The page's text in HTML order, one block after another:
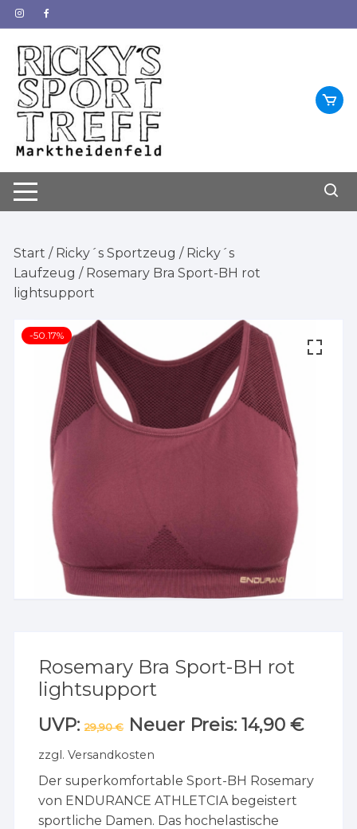
Zum
Inhalt
springen
Start / Ricky´s Sportzeug / Ricky´s
Laufzeug / Rosemary Bra Sport-BH rot
lightsupport
-50.17%
Rosemary Bra Sport-BH rot
lightsupport
UVP: 29,90€ Ursprünglicher
Preis
29,90 €
Neuer Preis: 14,90€Preis
zzgl.Versandkosten
Der superkomfortable Sport-BH Rosemary
von ENDURANCE ATHLETCIA begeistert
sportliche Damen. Das hochelastische